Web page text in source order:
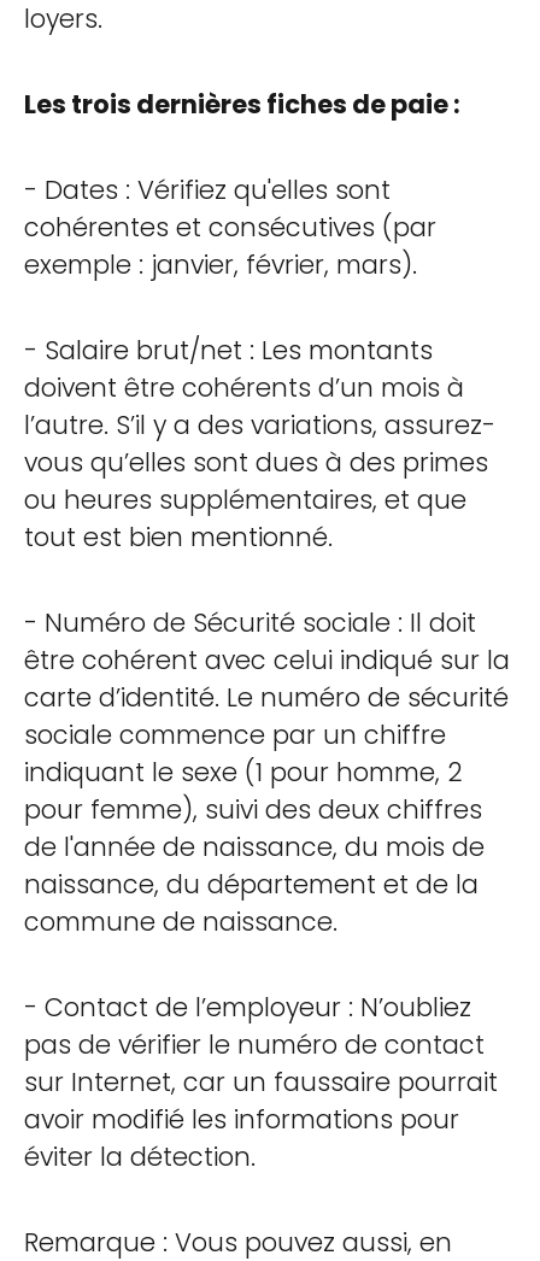
loyers.
Les trois dernières fiches de paie :
- Dates : Vérifiez qu'elles sont
cohérentes et consécutives (par
exemple : janvier, février, mars).
- Salaire brut/net : Les montants
doivent être cohérents d’un mois à
l’autre. S’il y a des variations, assurez-
vous qu’elles sont dues à des primes
ou heures supplémentaires, et que
tout est bien mentionné.
- Numéro de Sécurité sociale : Il doit
être cohérent avec celui indiqué sur la
carte d’identité. Le numéro de sécurité
sociale commence par un chiffre
indiquant le sexe (1 pour homme, 2
pour femme), suivi des deux chiffres
de l'année de naissance, du mois de
naissance, du département et de la
commune de naissance.
- Contact de l’employeur : N’oubliez
pas de vérifier le numéro de contact
sur Internet, car un faussaire pourrait
avoir modifié les informations pour
éviter la détection.
Remarque : Vous pouvez aussi, en